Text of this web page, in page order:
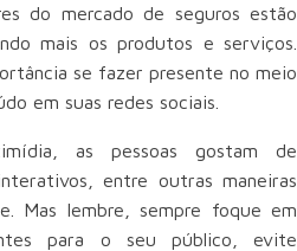
do mercado de seguros estão
mais os produtos e serviços.
se fazer presente no meio
em suas redes sociais.
as pessoas gostam de
entre outras maneiras
Mas lembre, sempre foque em
para o seu público, evite